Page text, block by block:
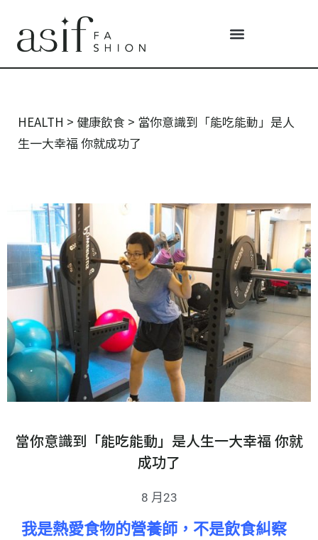
HEALTH > 健康飲食 > 當你意識到「能吃能動」是人
生一大幸福 你就成功了
當你意識到「能吃能動」是人生一大幸福 你就
成功了
8 月23
我是熱愛食物的營養師，不是飲食糾察